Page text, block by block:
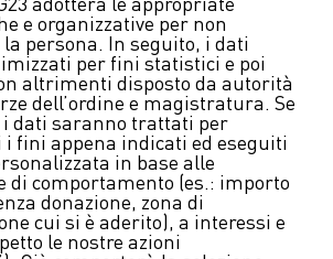
e organizzative per non
persona. In seguito, i dati
per fini statistici e poi
altrimenti disposto da autorità
dell’ordine e magistratura. Se
i dati saranno trattati per
fini appena indicati ed eseguiti
in base alle
di comportamento (es.: importo
donazione, zona di
cui si è aderito), a interessi e
le nostre azioni